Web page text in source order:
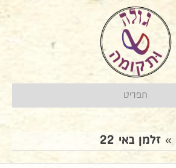
תפריט
» זלמן באי 22